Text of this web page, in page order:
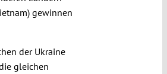
gewinnen
der Ukraine
gleichen